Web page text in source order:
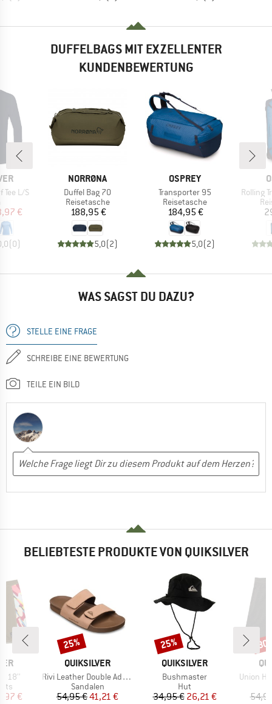
DUFFELBAGS MIT EXZELLENTER
KUNDENBEWERTUNG
L/S
Preis
€
(0)
MARKE
NORRØNA
Artikel
Duffel Bag 70
Produktgruppe
Reisetasche
Preis
188,95 €
5,0(2)
MARKE
OSPREY
Artikel
Transporter 95
Produktgruppe
Reisetasche
Preis
184,95 €
5,0(2)
Artikel
Rolling
WAS SAGST DU DAZU?
STELLE EINE FRAGE
SCHREIBE EINE BEWERTUNG
TEILE EIN BILD
BELIEBTESTE PRODUKTE VON QUIKSILVER
18''
Preis
€
MARKE
QUIKSILVER
Artikel
Rivi Leather Double Adjust
Produktgruppe
Sandalen
Preis
54,95 €reduzierter Preis
41,21 €
Rabatt
25%
MARKE
QUIKSILVER
Artikel
Bushmaster
Produktgruppe
Hut
Preis
34,95 €reduzierter Preis
26,21 €
Rabatt
25%
Artikel
Union